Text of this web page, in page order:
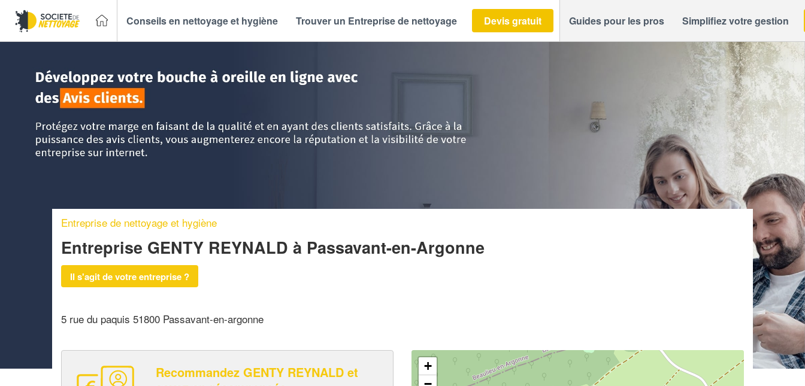
Conseils en nettoyage et hygiène Trouver un Entreprise de nettoyage Devis gratuit Guides pour les pros Simplifiez votre gestion
Entreprise de nettoyage et hygiène
Entreprise GENTY REYNALD à Passavant-en-Argonne
Il s'agit de votre entreprise ?
5 rue du paquis 51800 Passavant-en-argonne
Recommandez GENTY REYNALD et
+